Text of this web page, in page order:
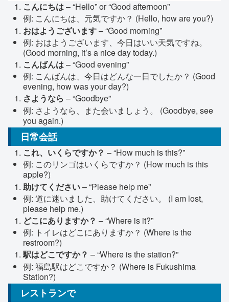
こんにちは– “Hello” or “Good afternoon”
例: こんにちは、元気ですか？ (Hello, how are you?)
おはようございます– “Good morning”
例: おはようございます、今日はいい天気ですね。
(Good morning, it’s a nice day today.)
こんばんは– “Good evening”
例: こんばんは、今日はどんな一日でしたか？ (Good
evening, how was your day?)
さようなら – “Goodbye”
例: さようなら、また会いましょう。 (Goodbye, see
you again.)
日常会話
これ、いくらですか？ – “How much is this?”
例: このリンゴはいくらですか？ (How much is this
apple?)
助けてください– “Please help me”
例: 道に迷いました、助けてください。 (I am lost,
please help me.)
どこにありますか？ – “Where is it?”
例: トイレはどこにありますか？ (Where is the
restroom?)
駅はどこですか？ – “Where is the station?”
例: 福島駅はどこですか？ (Where is Fukushima
Station?)
レストランで